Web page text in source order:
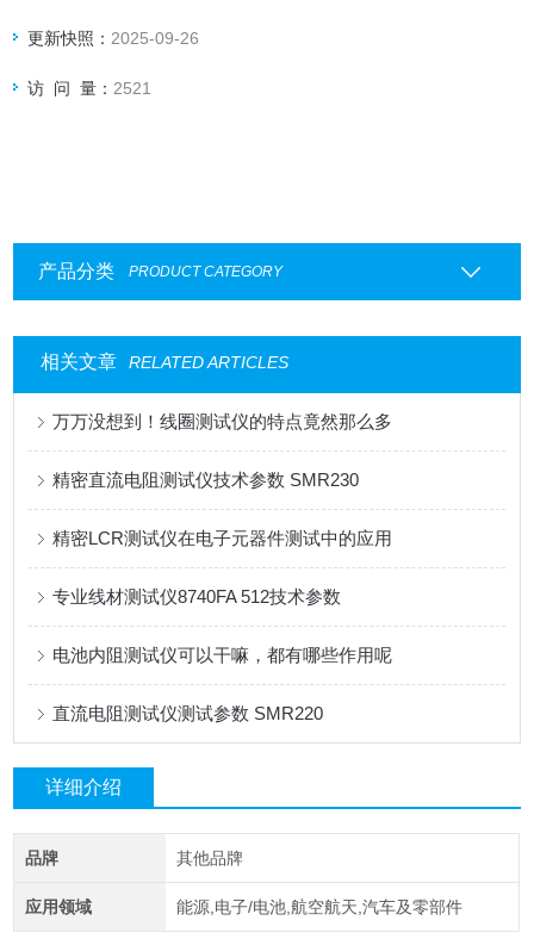
更新快照： 2025-09-26
访 问 量： 2521
产品分类 PRODUCT CATEGORY
相关文章 RELATED ARTICLES
万万没想到！线圈测试仪的特点竟然那么多
精密直流电阻测试仪技术参数 SMR230
精密LCR测试仪在电子元器件测试中的应用
专业线材测试仪8740FA 512技术参数
电池内阻测试仪可以干嘛，都有哪些作用呢
直流电阻测试仪测试参数 SMR220
详细介绍
品牌 其他品牌
应用领域 能源,电子/电池,航空航天,汽车及零部件